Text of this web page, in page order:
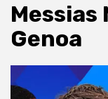
Messias
Genoa